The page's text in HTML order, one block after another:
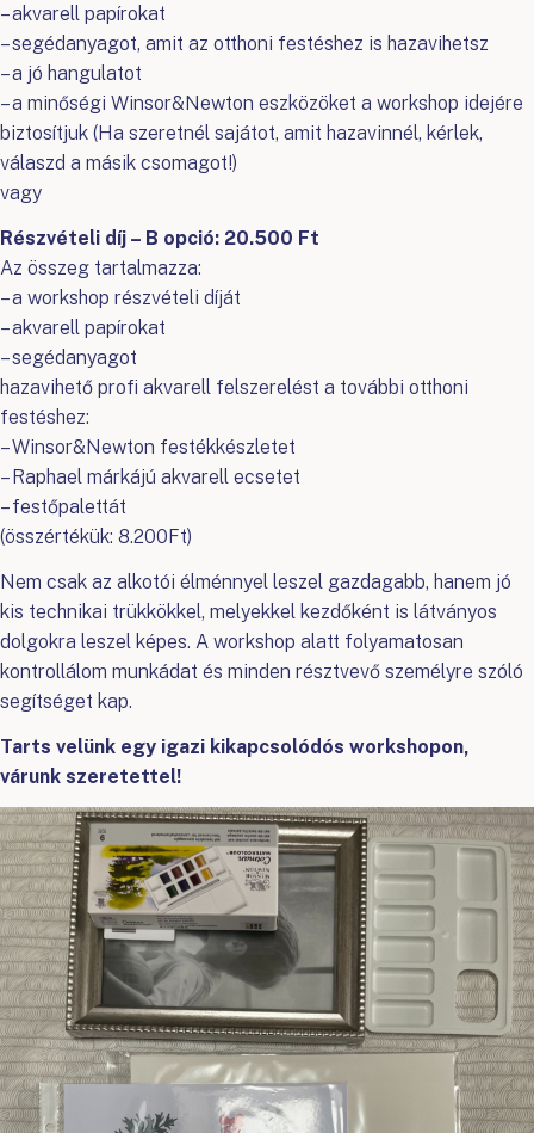
– akvarell papírokat
– segédanyagot, amit az otthoni festéshez is hazavihetsz
– a jó hangulatot
– a minőségi Winsor&Newton eszközöket a workshop idejére
biztosítjuk (Ha szeretnél sajátot, amit hazavinnél, kérlek,
válaszd a másik csomagot!)
vagy
Részvételi díj – B opció: 20.500 Ft
Az összeg tartalmazza:
– a workshop részvételi díját
– akvarell papírokat
– segédanyagot
hazavihető profi akvarell felszerelést a további otthoni
festéshez:
– Winsor&Newton festékkészletet
– Raphael márkájú akvarell ecsetet
– festőpalettát
(összértékük: 8.200Ft)
Nem csak az alkotói élménnyel leszel gazdagabb, hanem jó
kis technikai trükkökkel, melyekkel kezdőként is látványos
dolgokra leszel képes. A workshop alatt folyamatosan
kontrollálom munkádat és minden résztvevő személyre szóló
segítséget kap.
Tarts velünk egy igazi kikapcsolódós workshopon,
várunk szeretettel!